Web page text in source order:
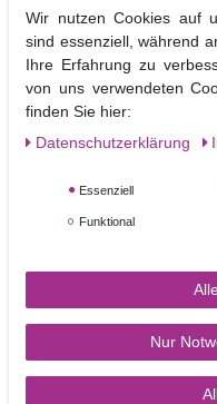
Ähnliche Artikel
FMM Rose 5 Petal
3,40 €
Wir nutzen Cookies auf
sind essenziell, während
Ihre Erfahrung zu
von uns verwendeten
finden Sie hier:
Daten­schutz­erklärung
Essenziell
Funktional
Nur